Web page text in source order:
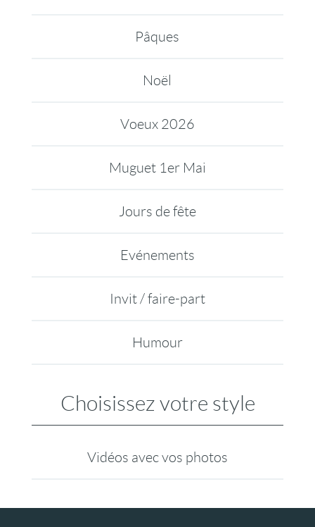
Pâques
Noël
Voeux 2026
Muguet 1er Mai
Jours de fête
Evénements
Invit / faire-part
Humour
Choisissez votre style
Vidéos avec vos photos